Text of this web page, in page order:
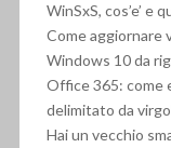
WinSxS, cos’e’ e
Come aggiornare
Windows 10 da
Office 365: come
delimitato da
Hai un vecchio